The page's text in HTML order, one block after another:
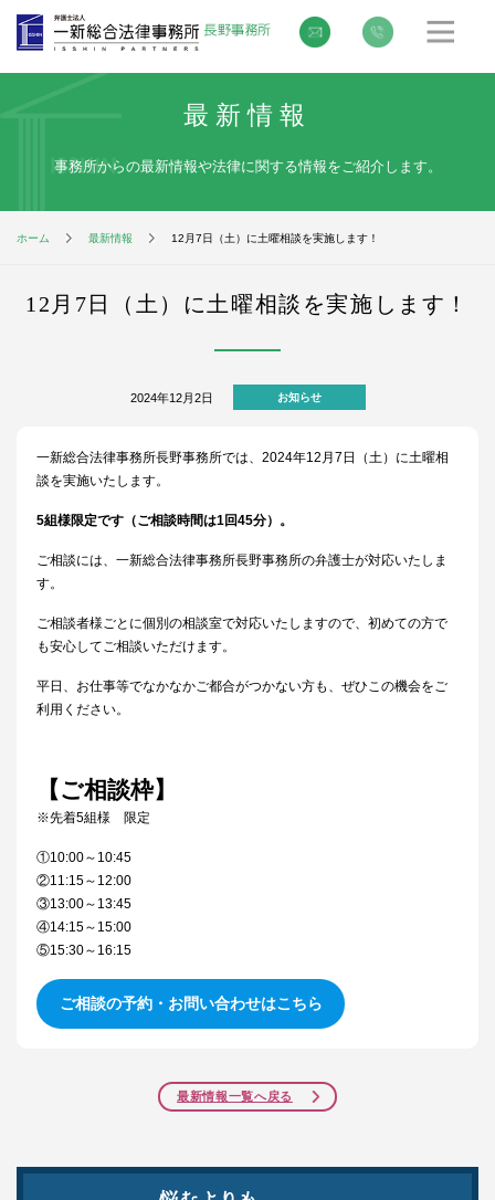
最新情報
事務所からの最新情報や法律に関する情報をご紹介します。
ホーム 最新情報 12月7日（土）に土曜相談を実施します！
12月7日（土）に土曜相談を実施します！
2024年12月2日 お知らせ
一新総合法律事務所長野事務所では、2024年12月7日（土）に土曜相
談を実施いたします。
5組様限定です（ご相談時間は1回45分）。
ご相談には、一新総合法律事務所長野事務所の弁護士が対応いたしま
す。
ご相談者様ごとに個別の相談室で対応いたしますので、初めての方で
も安心してご相談いただけます。
平日、お仕事等でなかなかご都合がつかない方も、ぜひこの機会をご
利用ください。
【ご相談枠】
※先着5組様 限定
①10:00～10:45
②11:15～12:00
③13:00～13:45
④14:15～15:00
⑤15:30～16:15
ご相談の予約・お問い合わせはこちら
最新情報一覧へ戻る